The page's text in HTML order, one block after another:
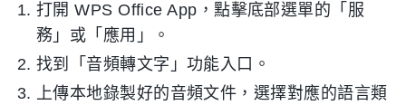
打開 WPS Office App，點擊底部選單的「服
務」或「應用」。
找到「音頻轉文字」功能入口。
上傳本地錄製好的音頻文件，選擇對應的語言類